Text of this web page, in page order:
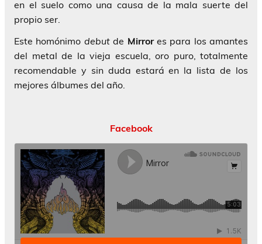
en el suelo como una causa de la mala suerte del
propio ser.
Este homónimo debutde Mirrores para los amantes
del metal de la vieja escuela, oro puro, totalmente
recomendable y sin duda estará en la lista de los
mejores álbumes del año.
Facebook